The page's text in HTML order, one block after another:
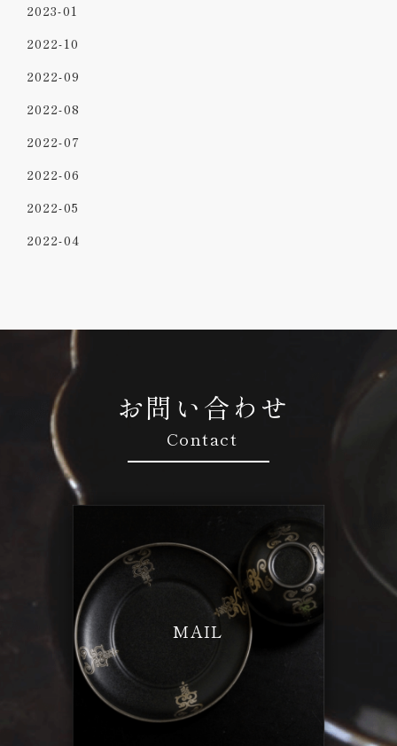
2023-01
2022-10
2022-09
2022-08
2022-07
2022-06
2022-05
2022-04
お問い合わせ
Contact
MAIL